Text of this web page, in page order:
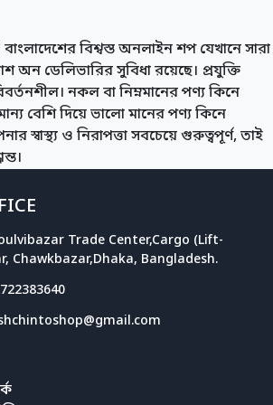
বিশ্বস্ত অনলাইন শপ যেখানে সারা
অন ডেলিভারির সুবিধা রয়েছে। প্রযুক্তি
নকল বা নিম্নমানের পণ্য কিনে
বেশি দিয়ে ভালো মানের পণ্য কিনে
স্বাস্থ্য ও নিরাপত্তা সবচেয়ে গুরুত্বপূর্ণ, তাই
Trade Center,Cargo (Lift-
Chawkbazar,Dhaka, Bangladesh.